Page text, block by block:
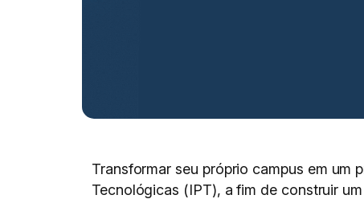
Transformar seu próprio campus em um
Tecnológicas (IPT), a fim de construir